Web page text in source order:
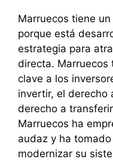
Marruecos tiene
porque está
estrategia para
directa. Marruecos
clave a los
invertir, el derecho
derecho a
Marruecos ha
audaz y ha
modernizar su